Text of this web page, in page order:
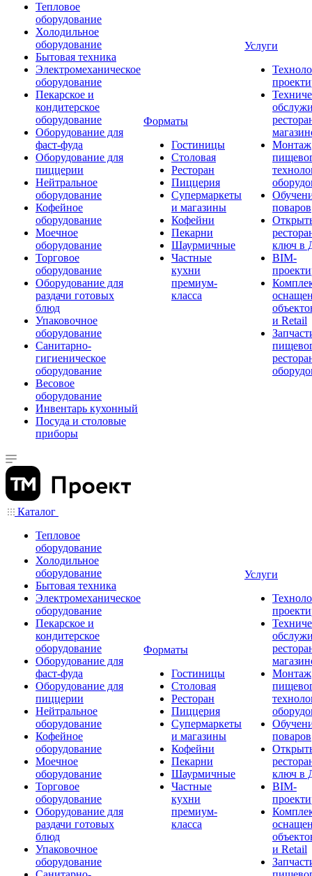
Тепловое
оборудование
Холодильное
оборудование
Бытовая техника
Электромеханическое
оборудование
Пекарское и
кондитерское
оборудование
Оборудование для
фаст-фуда
Оборудование для
пиццерии
Нейтральное
оборудование
Кофейное
оборудование
Моечное
оборудование
Торговое
оборудование
Оборудование для
раздачи готовых
блюд
Упаковочное
оборудование
Санитарно-
гигиеническое
оборудование
Весовое
оборудование
Инвентарь кухонный
Посуда и столовые
приборы
Форматы
Гостиницы
Столовая
Ресторан
Пиццерия
Супермаркеты
и магазины
Кофейни
Пекарни
Шаурмичные
Частные
кухни
премиум-
класса
Услуги
Монтаж
поваров
ключ в
BIM-
и Retail
Каталог
Тепловое
оборудование
Холодильное
оборудование
Бытовая техника
Электромеханическое
оборудование
Пекарское и
кондитерское
оборудование
Оборудование для
фаст-фуда
Оборудование для
пиццерии
Нейтральное
оборудование
Кофейное
оборудование
Моечное
оборудование
Торговое
оборудование
Оборудование для
раздачи готовых
блюд
Упаковочное
оборудование
Форматы
Гостиницы
Столовая
Ресторан
Пиццерия
Супермаркеты
и магазины
Кофейни
Пекарни
Шаурмичные
Частные
кухни
премиум-
класса
Услуги
Монтаж
поваров
ключ в
BIM-
и Retail